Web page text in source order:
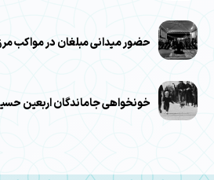
حضور میدانی مبلغان در مواکب
خونخواهی جاماندگان اربعین